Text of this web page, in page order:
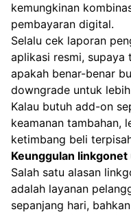
kemungkinan
pembayaran digital.
Selalu cek laporan
aplikasi resmi, supaya
apakah benar-benar
downgrade untuk
Kalau butuh add-on
keamanan tambahan,
ketimbang beli
Keunggulan
Salah satu alasan
adalah layanan
sepanjang hari,